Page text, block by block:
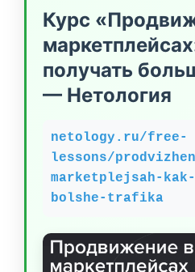
Курс
получать
— Нетология
netology.ru/free-
lessons/
marketplejsah-
bolshe-trafika